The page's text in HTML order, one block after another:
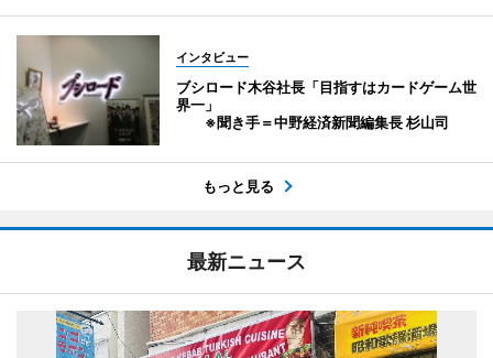
インタビュー
ブシロード木谷社長「目指すはカードゲーム世
界一」
※聞き手＝中野経済新聞編集長 杉山司
もっと見る
最新ニュース